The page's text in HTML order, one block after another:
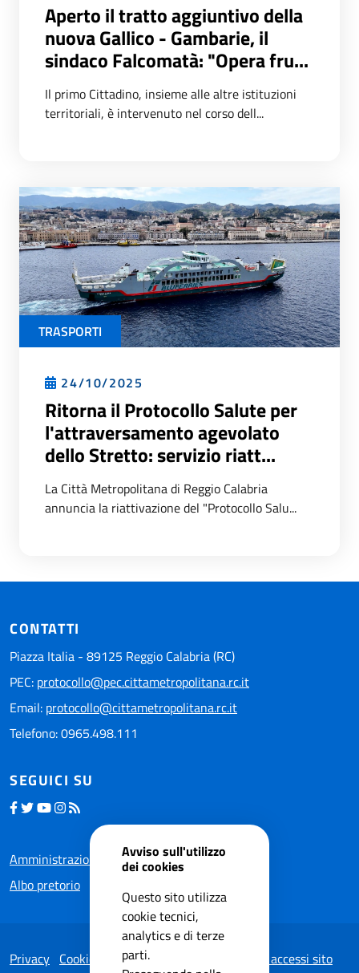
Aperto il tratto aggiuntivo della
nuova Gallico - Gambarie, il
sindaco Falcomatà: "Opera fru...
Il primo Cittadino, insieme alle altre istituzioni
territoriali, è intervenuto nel corso dell...
TRASPORTI
24/10/2025
Ritorna il Protocollo Salute per
l'attraversamento agevolato
dello Stretto: servizio riatt...
La Città Metropolitana di Reggio Calabria
annuncia la riattivazione del "Protocollo Salu...
CONTATTI
Piazza Italia - 89125 Reggio Calabria (RC)
PEC: protocollo@pec.cittametropolitana.rc.it
Email: protocollo@cittametropolitana.rc.it
Telefono: 0965.498.111
SEGUICI SU
Amministrazione trasparente
Albo pretorio
Privacy Cookie Policy Note legali
Statistiche accessi sito
Avviso sull'utilizzo
dei cookies
Questo sito utilizza
cookie tecnici,
analytics e di terze
parti.